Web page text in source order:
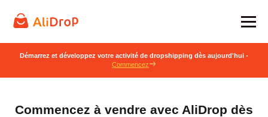
Démarrez et développez votre activité de dropshipping dès aujourd'hui -
Commencez
Commencez à vendre avec AliDrop dès